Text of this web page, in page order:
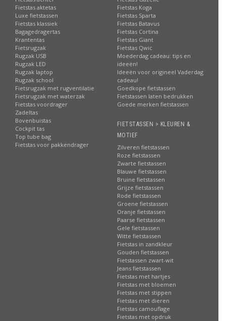
Fietstas aktetas
Luxe fietstassen
Fietstas klassiek
Bagagedragertas
Krantentas
Fietsrugzak
Rugzak USB
Rugzak LED
Rugzak laptop
Rugzak school
Fietsrugzak met rugventilatie
Fietsrugzak met waterzak
Fietstas voordrager
Zadeltas
Bovenbuistas
Cockpit tas
Top tube bag
Fietstas voor pakkendrager
Fietstas Koga
Fietstas Sparta
Fietstas Batavus
Fietstas Cortina
Fietstas Giant
Fietstas Qwic
Moederdag cadeau: tips en
ideeën!
Ideeën voor origineel Vaderdag
cadeau!
Goedkope fietstassen
Fietstassen laten bedrukken
Goede merken fietstassen
FIETSTASSEN > KLEUREN &
MOTIEF
Zilveren fietstassen
Roze fietstassen
Zwarte fietstassen
Blauwe fietstassen
Bruine fietstassen
Grijze fietstassen
Rode fietstassen
Groene fietstassen
Oranje fietstassen
Paarse fietstassen
Gele fietstassen
Witte fietstassen
Fietstas in zandkleur
Gouden fietstassen
Fietstassen zwart-wit
Jeans fietstassen
Fietstas met hartjes
Fietstas met bloemen
Fietstas met stippen
Fietstas met dieren
Fietstas camouflage
Fietstas met opdruk